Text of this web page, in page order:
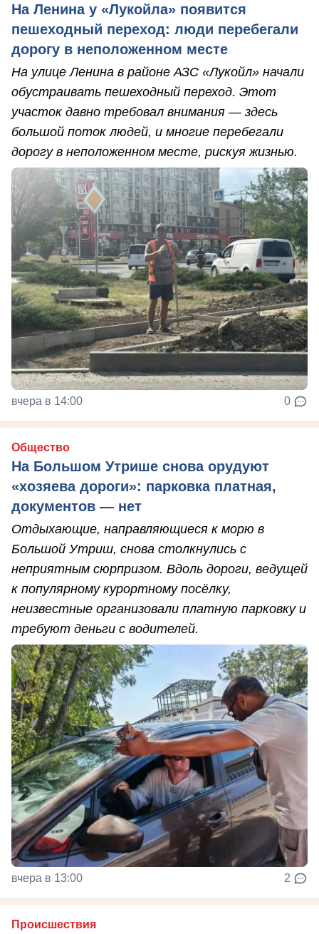
На Ленина у «Лукойла» появится
пешеходный переход: люди перебегали
дорогу в неположенном месте
На улице Ленина в районе АЗС «Лукойл» начали
обустраивать пешеходный переход. Этот
участок давно требовал внимания — здесь
большой поток людей, и многие перебегали
дорогу в неположенном месте, рискуя жизнью.
вчера в 14:00 0
Общество
На Большом Утрише снова орудуют
«хозяева дороги»: парковка платная,
документов — нет
Отдыхающие, направляющиеся к морю в
Большой Утриш, снова столкнулись с
неприятным сюрпризом. Вдоль дороги, ведущей
к популярному курортному посёлку,
неизвестные организовали платную парковку и
требуют деньги с водителей.
вчера в 13:00 2
Происшествия